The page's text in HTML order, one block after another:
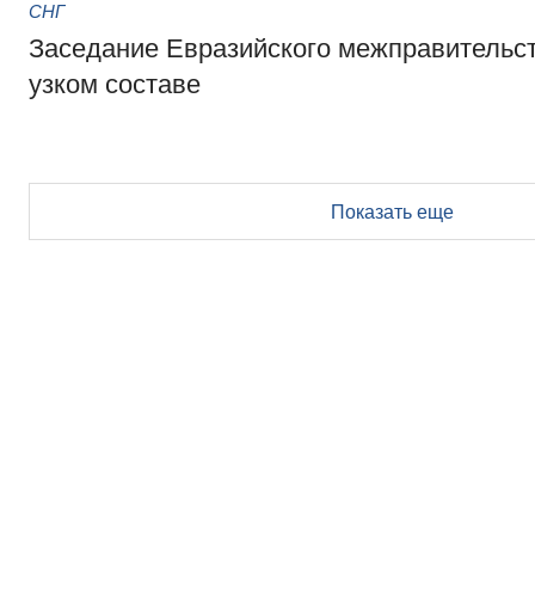
СНГ
Заседание Евразийского
узком составе
Показать еще